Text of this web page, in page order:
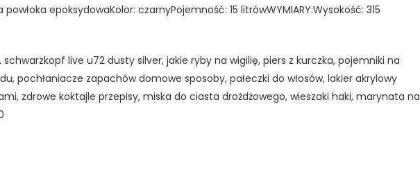
epoksydowaKolor: czarnyPojemność: 15 litrówWYMIARY:Wysokość: 315
live u72 dusty silver, jakie ryby na wigilię, piers z kurczka, pojemniki na
pochłaniacze zapachów domowe sposoby, pałeczki do włosów, lakier akrylowy
zdrowe koktajle przepisy, miska do ciasta drożdżowego, wieszaki haki, marynata na